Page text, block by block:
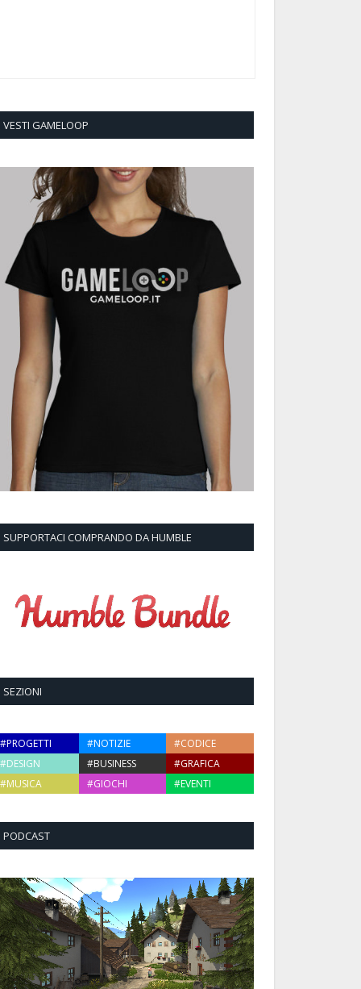
VESTI GAMELOOP
SUPPORTACI COMPRANDO DA HUMBLE
SEZIONI
#PROGETTI #NOTIZIE
#CODICE
#DESIGN
#BUSINESS
#GRAFICA
#MUSICA
#GIOCHI #EVENTI
PODCAST